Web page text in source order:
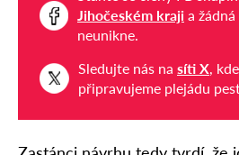
Jihočeském kraji a
neunikne.
Sledujte nás na síti X,
připravujeme plejádu